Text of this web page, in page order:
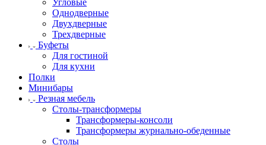
Угловые
Однодверные
Двухдверные
Трехдверные
Буфеты
Для гостиной
Для кухни
Полки
Минибары
Резная мебель
Столы-трансформеры
Трансформеры-консоли
Трансформеры журнально-обеденные
Столы